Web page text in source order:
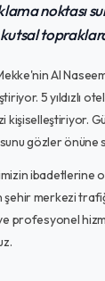
noktası
Al
5 yıldızlı
gözler önüne
ibadetlerine
merkezi
profesyonel